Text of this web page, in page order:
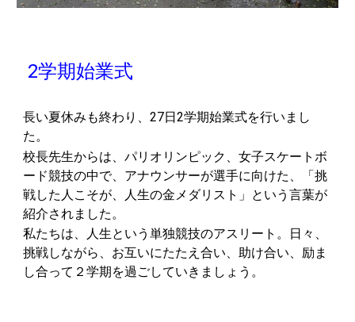
2学期始業式
長い夏休みも終わり、27日2学期始業式を行いまし
た。
校長先生からは、パリオリンピック、女子スケートボ
ード競技の中で、アナウンサーが選手に向けた、「挑
戦した人こそが、人生の金メダリスト」という言葉が
紹介されました。
私たちは、人生という単独競技のアスリート。日々、
挑戦しながら、お互いにたたえ合い、助け合い、励ま
し合って２学期を過ごしていきましょう。